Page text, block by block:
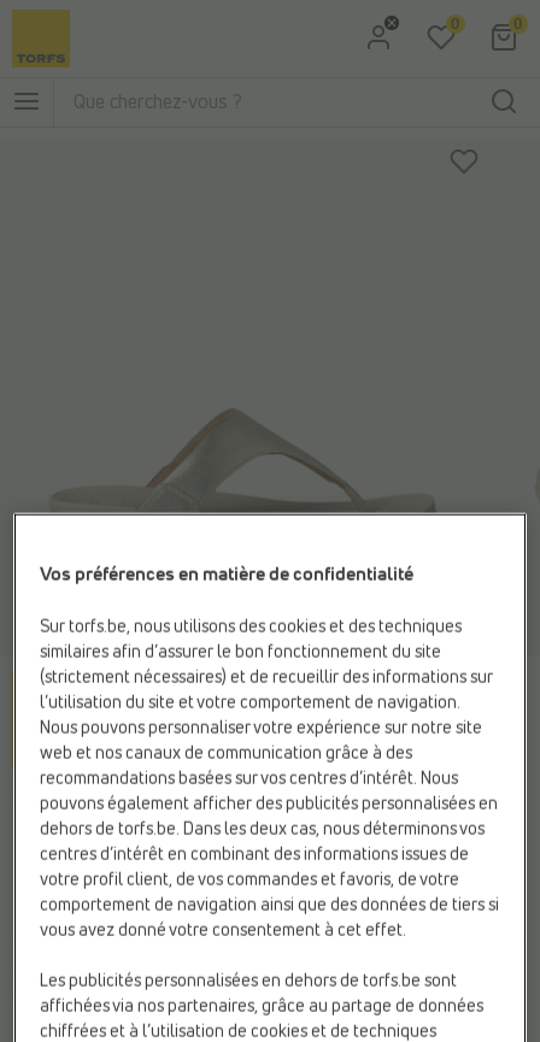
Aller au menu principal
0 0
FITFLOP
Tongs or
89,99 €
Couleur
Vos préférences en matière de confidentialité
Sur torfs.be, nous utilisons des cookies et des techniques
similaires afin d’assurer le bon fonctionnement du site
(strictement nécessaires) et de recueillir des informations sur
l’utilisation du site et votre comportement de navigation.
Nous pouvons personnaliser votre expérience sur notre site
web et nos canaux de communication grâce à des
recommandations basées sur vos centres d’intérêt. Nous
pouvons également afficher des publicités personnalisées en
dehors de torfs.be. Dans les deux cas, nous déterminons vos
centres d’intérêt en combinant des informations issues de
votre profil client, de vos commandes et favoris, de votre
comportement de navigation ainsi que des données de tiers si
vous avez donné votre consentement à cet effet.
Les publicités personnalisées en dehors de torfs.be sont
affichées via nos partenaires, grâce au partage de données
chiffrées et à l’utilisation de cookies et de techniques